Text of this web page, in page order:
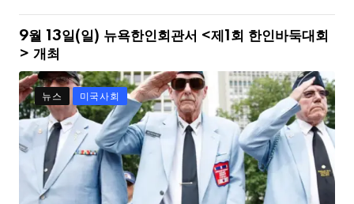
9월 13일(일) 뉴욕한인회관서 <제1회 한인바둑대회
> 개최
뉴스 미국사회